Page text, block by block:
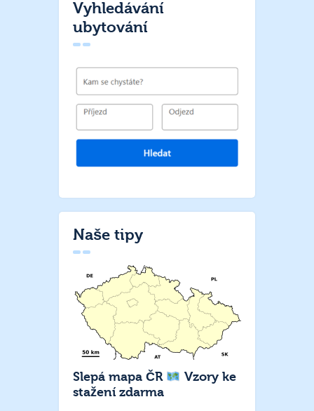
Vyhledávání
ubytování
Naše tipy
Slepá mapa ČR
Vzory ke
stažení zdarma